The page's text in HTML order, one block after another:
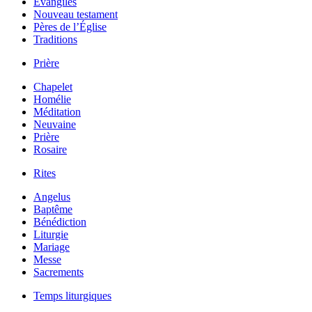
Nouveau testament
Pères de l’Église
Traditions
Prière
Chapelet
Homélie
Méditation
Neuvaine
Prière
Rosaire
Rites
Angelus
Baptême
Bénédiction
Liturgie
Mariage
Messe
Sacrements
Temps liturgiques